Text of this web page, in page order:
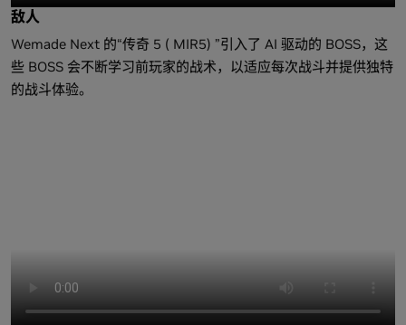
敌人
Wemade Next 的“传奇 5 ( MIR5) ”引入了 AI 驱动的 BOSS，这
些 BOSS 会不断学习前玩家的战术，以适应每次战斗并提供独特
的战斗体验。